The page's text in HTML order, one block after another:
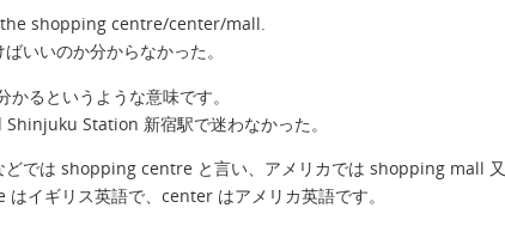
shopping centre/center/mall.
いいのか分からなかった。
るというような意味です。
Station 新宿駅で迷わなかった。
どでは shopping centre と言い、アメリカでは shopping mall 又
イギリス英語で、center はアメリカ英語です。